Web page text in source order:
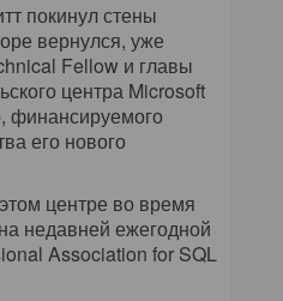
покинул стены
вернулся, уже
Fellow и главы
центра Microsoft
финансируемого
его нового
центре во время
недавней ежегодной
Association for SQL